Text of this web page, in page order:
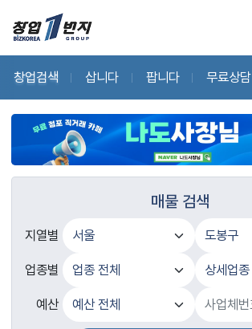
창업검색 삽니다 팝니다 무료상담
매물 검색
지열별
업종별
예산